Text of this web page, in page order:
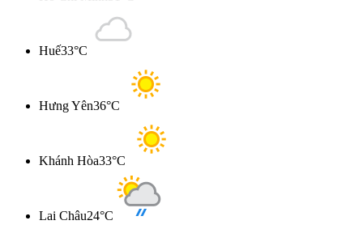
Huế33°C
Hưng Yên36°C
Khánh Hòa33°C
Lai Châu24°C